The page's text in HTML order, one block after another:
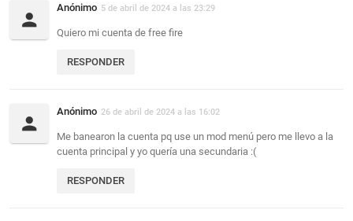
Anónimo 5 de abril de 2024 a las 23:29
Quiero mi cuenta de free fire
RESPONDER
Anónimo 26 de abril de 2024 a las 16:02
Me banearon la cuenta pq use un mod menú pero me llevo a la
cuenta principal y yo quería una secundaria :(
RESPONDER